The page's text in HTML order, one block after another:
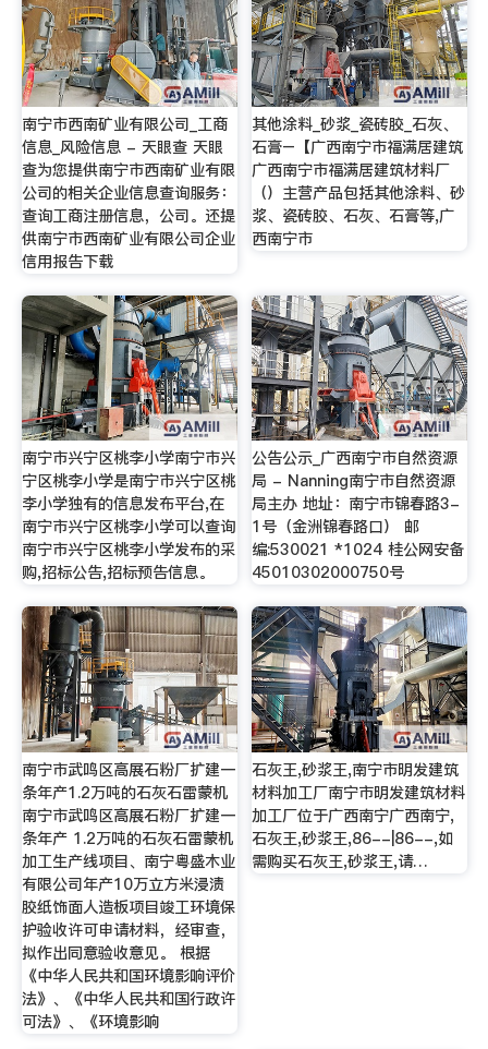
南宁市西南矿业有限公司_工商
信息_风险信息 - 天眼查 天眼
查为您提供南宁市西南矿业有限
公司的相关企业信息查询服务：
查询工商注册信息，公司。还提
供南宁市西南矿业有限公司企业
信用报告下载
其他涂料_砂浆_瓷砖胶_石灰、
石膏–【广西南宁市福满居建筑
广西南宁市福满居建筑材料厂
（）主营产品包括其他涂料、砂
浆、瓷砖胶、石灰、石膏等,广
西南宁市
南宁市兴宁区桃李小学南宁市兴
宁区桃李小学是南宁市兴宁区桃
李小学独有的信息发布平台,在
南宁市兴宁区桃李小学可以查询
南宁市兴宁区桃李小学发布的采
购,招标公告,招标预告信息。
公告公示_广西南宁市自然资源
局 - Nanning南宁市自然资源
局主办 地址：南宁市锦春路3-
1号（金洲锦春路口） 邮
编:530021 *1024 桂公网安备
45010302000750号
南宁市武鸣区高展石粉厂扩建一
条年产1.2万吨的石灰石雷蒙机
南宁市武鸣区高展石粉厂扩建一
条年产 1.2万吨的石灰石雷蒙机
加工生产线项目、南宁粤盛木业
有限公司年产10万立方米浸渍
胶纸饰面人造板项目竣工环境保
护验收许可申请材料，经审查，
拟作出同意验收意见。 根据
《中华人民共和国环境影响评价
法》、《中华人民共和国行政许
可法》、《环境影响
石灰王,砂浆王,南宁市明发建筑
材料加工厂南宁市明发建筑材料
加工厂位于广西南宁广西南宁,
石灰王,砂浆王,86--|86--,如
需购买石灰王,砂浆王,请…